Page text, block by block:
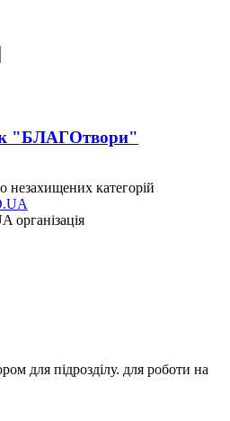
"БЛАГОтвори"
незахищених категорій
організація
для підрозділу. для роботи на